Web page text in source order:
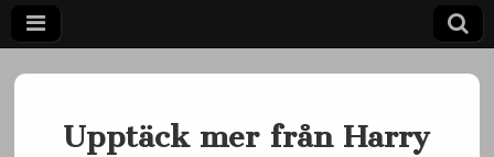
Upptäck mer från Harry